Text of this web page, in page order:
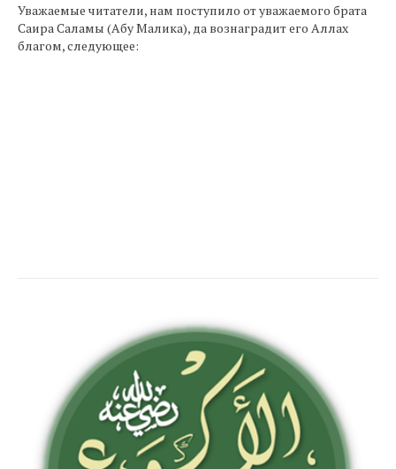
Уважаемые читатели, нам поступило от уважаемого брата
Саира Саламы (Абу Малика), да вознаградит его Аллах
благом, следующее: